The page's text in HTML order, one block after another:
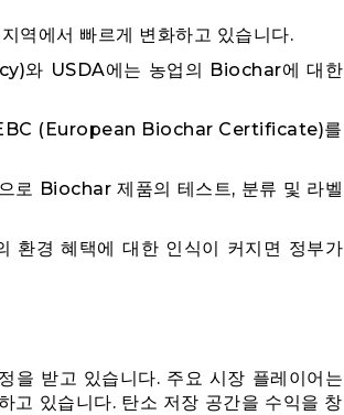
역에서 빠르게 변화하고 있습니다.
USDA에는 농업의 Biochar에 대한
EBC (European Biochar Certificate)를
로 Biochar 제품의 테스트, 분류 및 라벨
환경 혜택에 대한 인식이 커지면 정부가
받고 있습니다. 주요 시장 플레이어는
고 있습니다. 탄소 저장 공간을 수익을 창